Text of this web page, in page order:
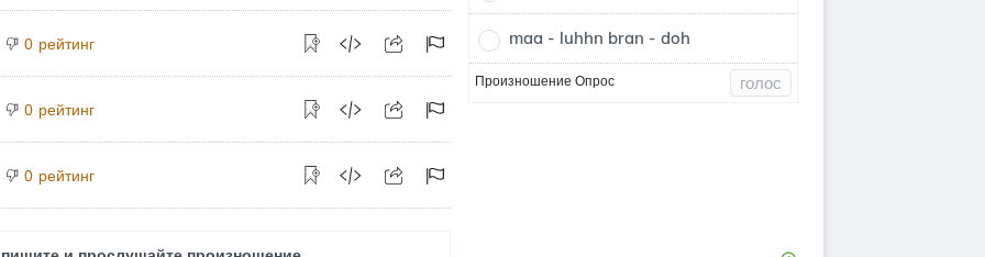
0 рейтинг
0 рейтинг
0 рейтинг
maa - luhhn bran - doh
Произношение Опрос голос